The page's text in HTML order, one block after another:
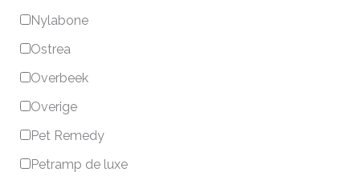
Nylabone
Ostrea
Overbeek
Overige
Pet Remedy
Petramp de luxe